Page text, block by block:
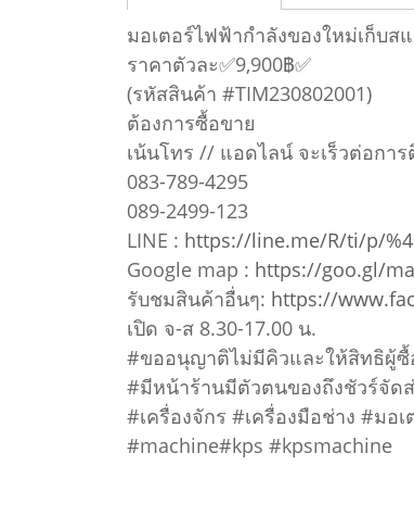
มอเตอร์ไฟฟ้ากำลังของใหม่เก็บส
ราคาตัวละ✅9,900฿✅
(รหัสสินค้า #TIM230802001)
ต้องการซื้อขาย
เน้นโทร // แอดไลน์ จะเร็วต่อกา
083-789-4295
089-2499-123
LINE : https://line.me/R/ti/p/
Google map : https://goo.gl/
รับชมสินค้าอื่นๆ: https://
เปิด จ-ส 8.30-17.00 น.
#ขออนุญาติไม่มีคิวและให้สิทธิผู้
#มีหน้าร้านมีตัวตนของถึงชัวร์จัด
#เครื่องจักร #เครื่องมือช่าง #ม
#machine#kps #kpsmachine